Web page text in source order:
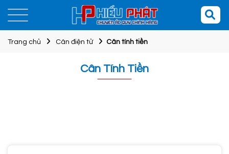
Trang chủ Cân điện tử Cân tính tiền
Cân Tính Tiền